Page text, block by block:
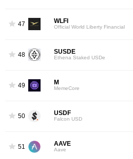
47 WLFI
Official World Liberty Financial
48 SUSDE
Ethena Staked USDe
49 M
MemeCore
50 USDF
Falcon USD
51 AAVE
Aave